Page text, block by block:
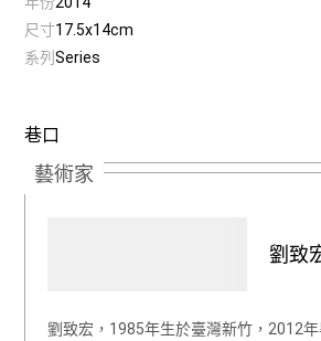
尺寸17.5x14cm
系列Series
巷口
藝術家
劉致
劉致宏，1985年生於臺灣新竹，2012